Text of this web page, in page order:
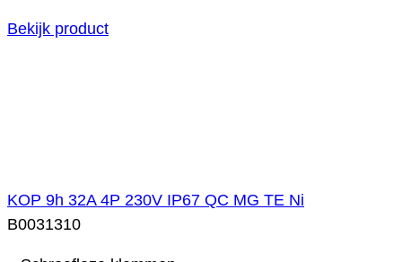
Bekijk product
KOP 9h 32A 4P 230V IP67 QC MG TE Ni
B0031310